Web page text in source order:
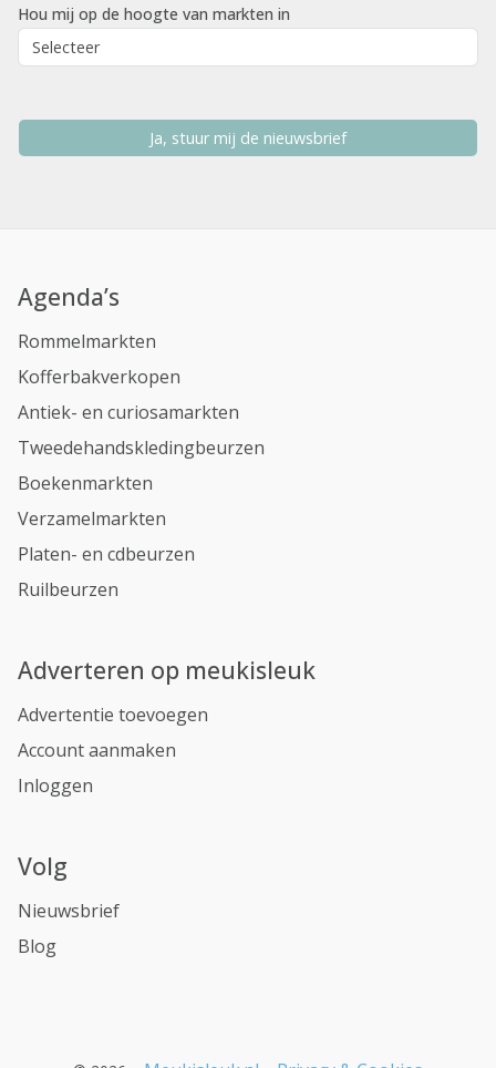
Hou mij op de hoogte van markten in
Ja, stuur mij de nieuwsbrief
Agenda’s
Rommelmarkten
Kofferbakverkopen
Antiek- en curiosamarkten
Tweedehandskledingbeurzen
Boekenmarkten
Verzamelmarkten
Platen- en cdbeurzen
Ruilbeurzen
Adverteren op meukisleuk
Advertentie toevoegen
Account aanmaken
Inloggen
Volg
Nieuwsbrief
Blog